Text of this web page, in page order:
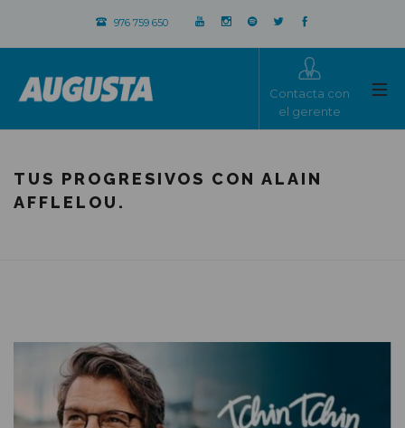
976 759 650
Contacta con
el gerente
TUS PROGRESIVOS CON ALAIN
AFFLELOU.